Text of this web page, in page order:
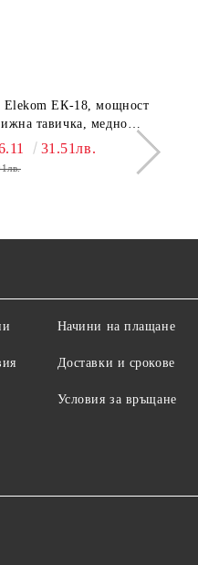
Elekom ЕК-18, мощност
тавичка, медно
реотана31.51лв.
Начини на плащане
Доставки и срокове
Условия за връщане